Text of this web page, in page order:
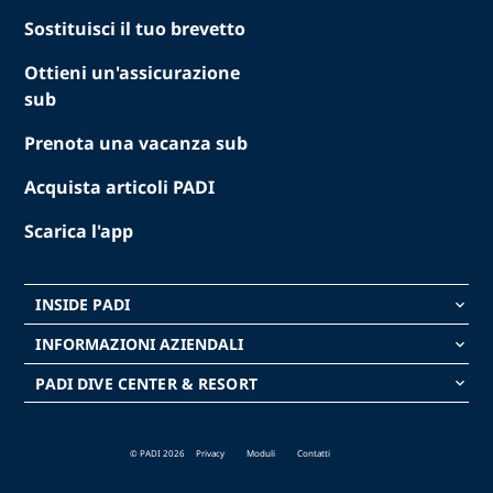
Sostituisci il tuo brevetto
Ottieni un'assicurazione
sub
Prenota una vacanza sub
Acquista articoli PADI
Scarica l'app
INSIDE PADI keyboard_arrow_down
INFORMAZIONI AZIENDALI keyboard_arrow_down
PADI DIVE CENTER & RESORT keyboard_arrow_down
© PADI 2026 Privacy Moduli Contatti